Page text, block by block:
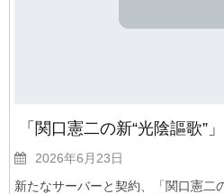
「関口憲二の新“光陰謳歌”」
2026年6月23日
新たなサーバーと契約、「関口憲二